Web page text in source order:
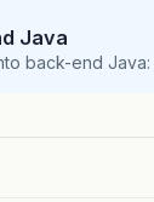
Java
back-end